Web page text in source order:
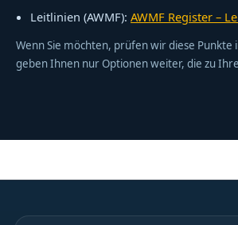
Leitlinien (AWMF): AWMF Register –
Wenn Sie möchten, prüfen wir diese Punkte
geben Ihnen nur Optionen weiter, die zu